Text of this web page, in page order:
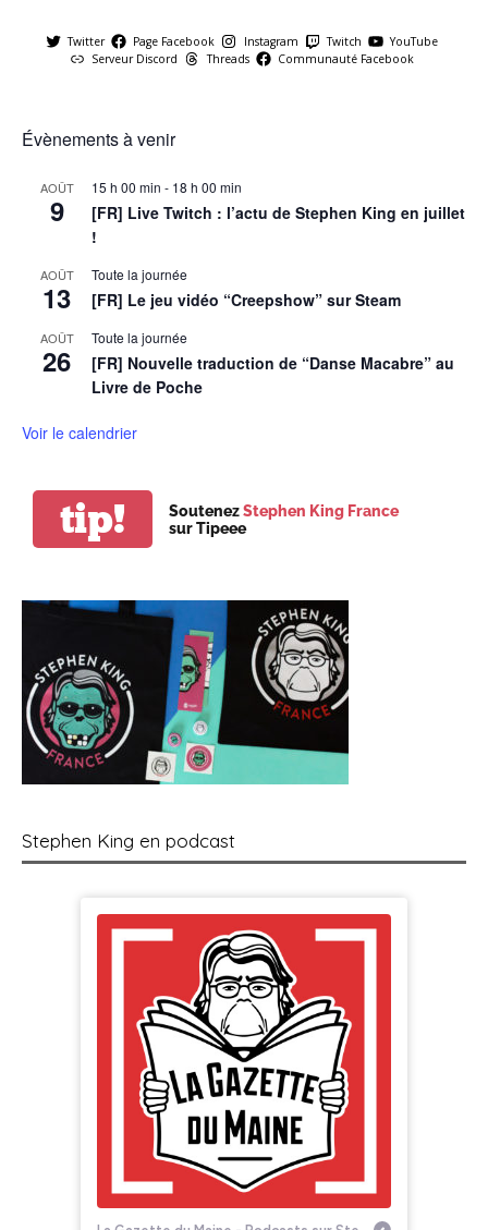
Twitter Page Facebook Instagram Twitch
YouTube
Serveur Discord
Threads Communauté Facebook
Évènements à venir
AOÛT
9
15 h 00 min - 18 h 00 min
[FR] Live Twitch : l’actu de Stephen King en juillet
!
AOÛT
13
Toute la journée
[FR] Le jeu vidéo “Creepshow” sur Steam
AOÛT
26
Toute la journée
[FR] Nouvelle traduction de “Danse Macabre” au
Livre de Poche
Voir le calendrier
tip! SoutenezStephen King France
sur Tipeee
Stephen King en podcast